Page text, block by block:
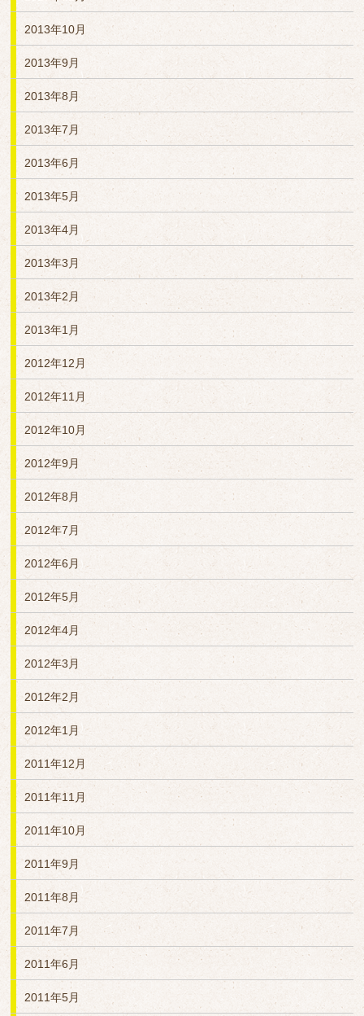
2013年10月
2013年9月
2013年8月
2013年7月
2013年6月
2013年5月
2013年4月
2013年3月
2013年2月
2013年1月
2012年12月
2012年11月
2012年10月
2012年9月
2012年8月
2012年7月
2012年6月
2012年5月
2012年4月
2012年3月
2012年2月
2012年1月
2011年12月
2011年11月
2011年10月
2011年9月
2011年8月
2011年7月
2011年6月
2011年5月